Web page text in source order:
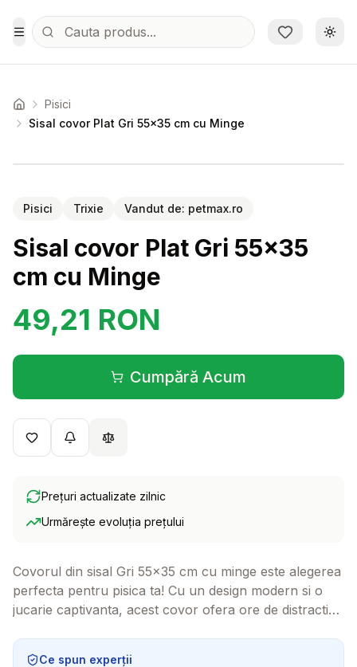
Sari la conținutul principal
Toggle Menu
Acasa Pisici
Sisal covor Plat Gri 55x35 cm cu Minge
Pisici Trixie Vandut de: petmax.ro
Sisal covor Plat Gri 55x35
cm cu Minge
49,21 RON
Cumpără Acum
(se deschide într-o filă
Prețuri actualizate zilnic
Urmărește evoluția prețului
Covorul din sisal Gri 55x35 cm cu minge este alegerea
perfecta pentru pisica ta! Cu un design modern si o
jucarie captivanta, acest covor ofera ore de distractie
odihna.
Ce spun experții